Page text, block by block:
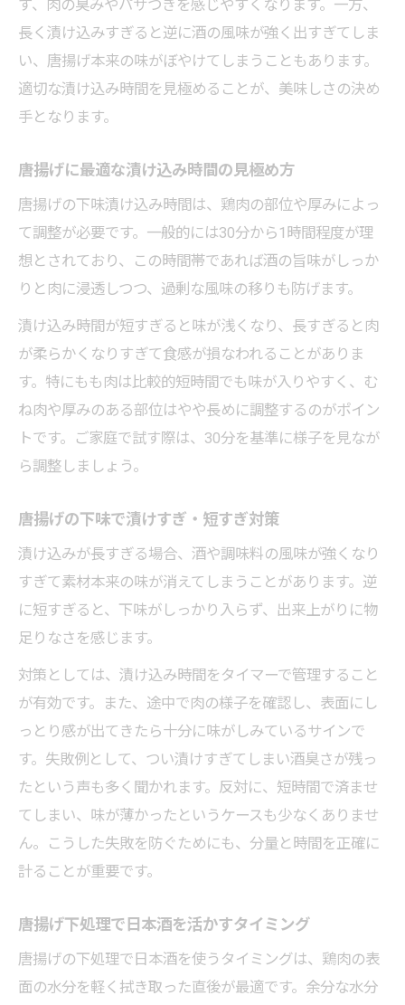
ず、肉の臭みやパサつきを感じやすくなります。一方、
長く漬け込みすぎると逆に酒の風味が強く出すぎてしま
い、唐揚げ本来の味がぼやけてしまうこともあります。
適切な漬け込み時間を見極めることが、美味しさの決め
手となります。
唐揚げに最適な漬け込み時間の見極め方
唐揚げの下味漬け込み時間は、鶏肉の部位や厚みによっ
て調整が必要です。一般的には30分から1時間程度が理
想とされており、この時間帯であれば酒の旨味がしっか
りと肉に浸透しつつ、過剰な風味の移りも防げます。
漬け込み時間が短すぎると味が浅くなり、長すぎると肉
が柔らかくなりすぎて食感が損なわれることがありま
す。特にもも肉は比較的短時間でも味が入りやすく、む
ね肉や厚みのある部位はやや長めに調整するのがポイン
トです。ご家庭で試す際は、30分を基準に様子を見なが
ら調整しましょう。
唐揚げの下味で漬けすぎ・短すぎ対策
漬け込みが長すぎる場合、酒や調味料の風味が強くなり
すぎて素材本来の味が消えてしまうことがあります。逆
に短すぎると、下味がしっかり入らず、出来上がりに物
足りなさを感じます。
対策としては、漬け込み時間をタイマーで管理すること
が有効です。また、途中で肉の様子を確認し、表面にし
っとり感が出てきたら十分に味がしみているサインで
す。失敗例として、つい漬けすぎてしまい酒臭さが残っ
たという声も多く聞かれます。反対に、短時間で済ませ
てしまい、味が薄かったというケースも少なくありませ
ん。こうした失敗を防ぐためにも、分量と時間を正確に
計ることが重要です。
唐揚げ下処理で日本酒を活かすタイミング
唐揚げの下処理で日本酒を使うタイミングは、鶏肉の表
面の水分を軽く拭き取った直後が最適です。余分な水分